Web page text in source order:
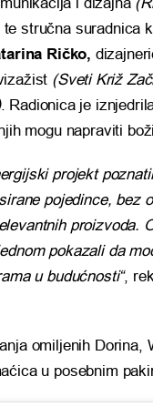
i dizajna
stručna suradnica
Ričko,
(Sveti Križ
. Radionica je
mogu napraviti
projekt
pojedince, bez
proizvoda.
pokazali da
u budućnosti“,
omiljenih Dorina,
u posebnim